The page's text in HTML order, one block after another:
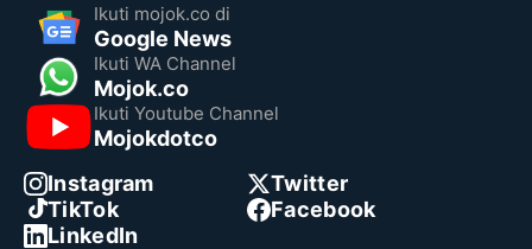
Ikuti mojok.co di
Google News
Ikuti WA Channel
Mojok.co
Ikuti Youtube Channel
Mojokdotco
Instagram
Twitter
TikTok
Facebook
LinkedIn